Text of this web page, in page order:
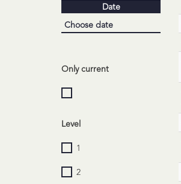
Date
Only current
Level
1
2